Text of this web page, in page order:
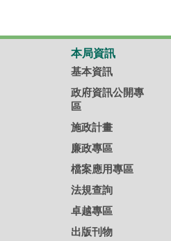
本局資訊
基本資訊
政府資訊公開專
區
施政計畫
廉政專區
檔案應用專區
法規查詢
卓越專區
出版刊物